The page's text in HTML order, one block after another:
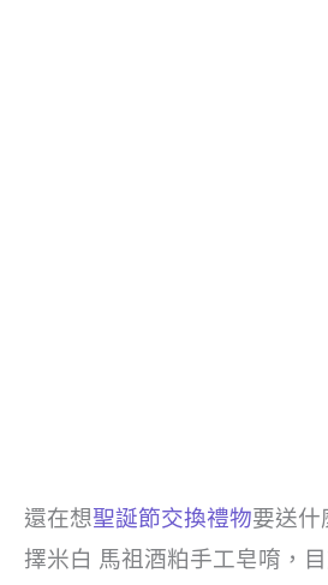
還在想聖誕節交換禮物要送什
擇米白 馬祖酒粕手工皂唷，